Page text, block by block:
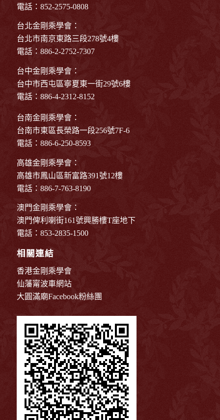
電話：852-2575-0808
台北金剛乘學會：
台北市南京東路三段278號4樓
電話：886-2-2752-7307
台中金剛乘學會：
台中市西屯區寧夏東一街29號6樓
電話：886-4-2312-8152
台南金剛乘學會：
台南市東區長榮路一段256號7F-6
電話：886-6-250-8593
高雄金剛乘學會：
高雄市鳳山區新富路391號12樓
電話：886-7-763-8190
澳門金剛乘學會：
澳門俾利喇街161號興勝樓T座地下
電話：853-2835-1500
相關連結
香港金剛乘學會
仙藩甯波車網站
大圓滿廟Facebook粉絲團